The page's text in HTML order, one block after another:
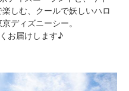
しむ、クールで妖しいハロ
ディズニーシー。
お届けします♪